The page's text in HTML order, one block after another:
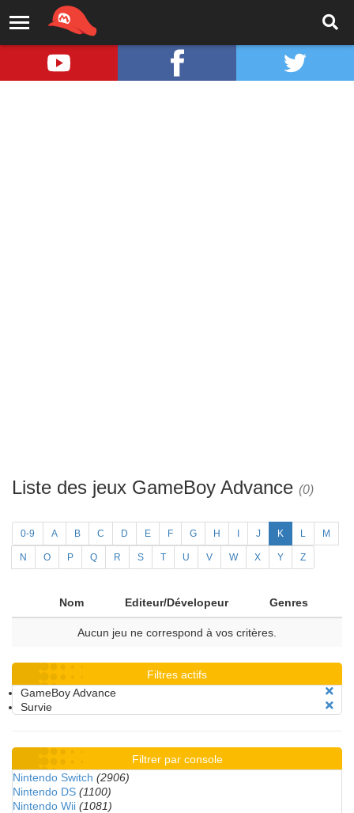
Liste des jeux GameBoy Advance (0)
0-9 A B C D E F G H J K L M
N O P Q R S T U V W X Y Z
Nom Editeur/Dévelopeur Genres
Aucun jeu ne correspond à vos critères.
Filtres actifs
GameBoy Advance
Survie
Filtrer par console
Nintendo Switch (2906)
Nintendo DS (1100)
Nintendo Wii (1081)